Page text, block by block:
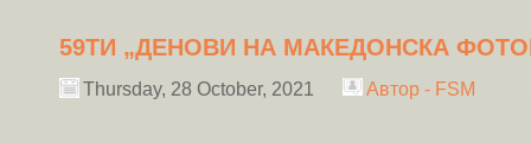
59ТИ „ДЕНОВИ НА МАКЕДОНСКА
Thursday, 28 October, 2021 Автор - FSM